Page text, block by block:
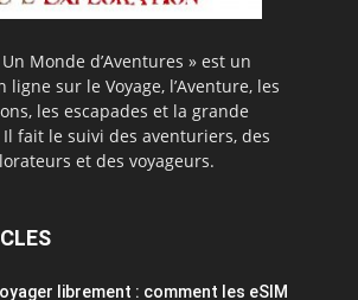
Monde d’Aventures » est un
ligne sur le Voyage, l’Aventure, les
les escapades et la grande
fait le suivi des aventuriers, des
et des voyageurs.
librement : comment les eSIM